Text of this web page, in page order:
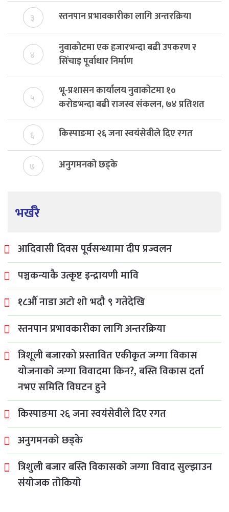
३ स्तनपान प्रभावकारीका लागि अन्तरक्रिया
४
नुवाकोटमा एक हजारभन्दा बढी उपकरण र
सिँचाइ पूर्वाधार निर्माण
५
भू-प्रशासन कार्यालय नुवाकोटमा १०
करोडभन्दा बढी राजस्व संकलन, ७४ प्रतिशत
बेरुजु फर्छयौट
६ किस्पाङमा २६ जना स्वयंसेवीले दिए रगत
७ अनुगमनको छड्के
भर्खरै
आदिवासी दिवस पूर्वसन्ध्यामा दीप प्रज्वलन
पञ्चकन्याकै उत्कृष्ट इन्द्रायणी मावि
१८औँ नाडा अटो शो भदौ ९ गतेदेखि
स्तनपान प्रभावकारीका लागि अन्तरक्रिया
त्रिशूली बजारको प्रस्तावित एकीकृत जग्गा विकास
योजनाको जग्गा विवादमा किन?, बस्ति विकास दर्ता
नभए समिति विघटन हुने
किस्पाङमा २६ जना स्वयंसेवीले दिए रगत
अनुगमनको छड्के
त्रिशुली बजार बस्ति विकासको जग्गा विवाद सुल्झाउन
संयोजक तोकियो